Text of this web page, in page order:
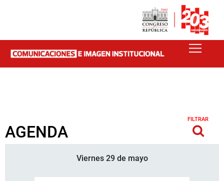
AGENDA
FILTRAR
Viernes 29 de mayo